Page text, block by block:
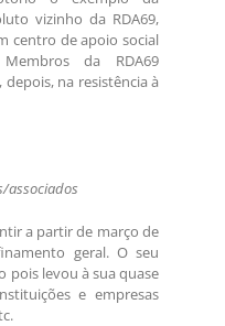
vizinho da RDA69,
centro de apoio social
da RDA69
na resistência à
associados
a partir de março de
geral. O seu
pois levou à sua quase
e empresas